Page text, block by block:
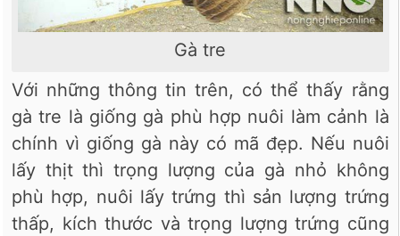
Gà tre
Với những thông tin trên, có thể thấy rằng
gà tre là giống gà phù hợp nuôi làm cảnh là
chính vì giống gà này có mã đẹp. Nếu nuôi
lấy thịt thì trọng lượng của gà nhỏ không
phù hợp, nuôi lấy trứng thì sản lượng trứng
thấp, kích thước và trọng lượng trứng cũng